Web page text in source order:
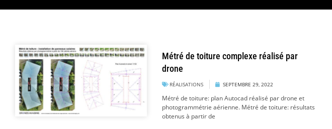
Métré de toiture complexe réalisé par
drone
RÉALISATIONS SEPTEMBRE 29, 2022
Métré de toiture: plan Autocad réalisé par drone et
photogrammétrie aérienne. Métré de toiture: résultats
obtenus à partir de